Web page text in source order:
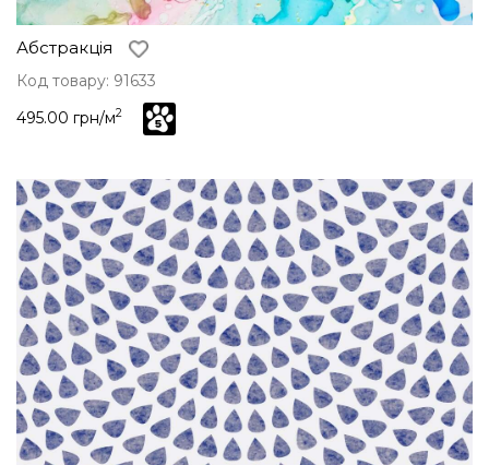
Абстракція
Код товару: 91633
495.00 грн/м2